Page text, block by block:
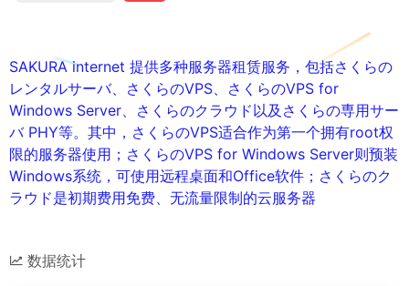
SAKURA internet 提供多种服务器租赁服务，包括さくらの
レンタルサーバ、さくらのVPS、さくらのVPS for
Windows Server、さくらのクラウド以及さくらの専用サー
バ PHY等。其中，さくらのVPS适合作为第一个拥有root权
限的服务器使用；さくらのVPS for Windows Server则预装
Windows系统，可使用远程桌面和Office软件；さくらのク
ラウド是初期费用免费、无流量限制的云服务器
数据统计